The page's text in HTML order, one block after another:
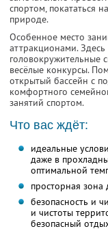
спортом, покататься
природе.
Особенное место
аттракционами.
головокружительные
весёлые конкурсы.
открытый бассейн с
комфортного
занятий спортом.
Что вас ждёт:
идеальные
даже в
оптимальной
просторная
безопасность и
и чистоты
безопасный